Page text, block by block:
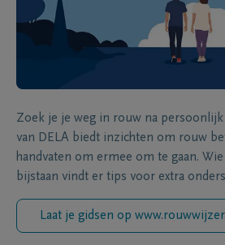
Zoek je je weg in rouw na
van DELA biedt inzichten om rouw
handvaten om ermee om te gaan.
bijstaan vindt er tips voor extra
Laat je gidsen op